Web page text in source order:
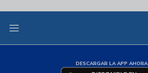
DESCARGAR LA APP AHORA